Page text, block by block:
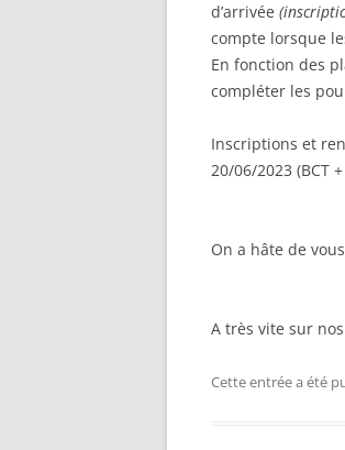
d’arrivée
compte lorsque
En fonction des
compléter les
Inscriptions et
20/06/2023 (BCT
On a hâte de
A très vite sur
Cette entrée a été